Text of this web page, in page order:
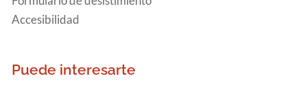
Accesibilidad
Puede interesarte